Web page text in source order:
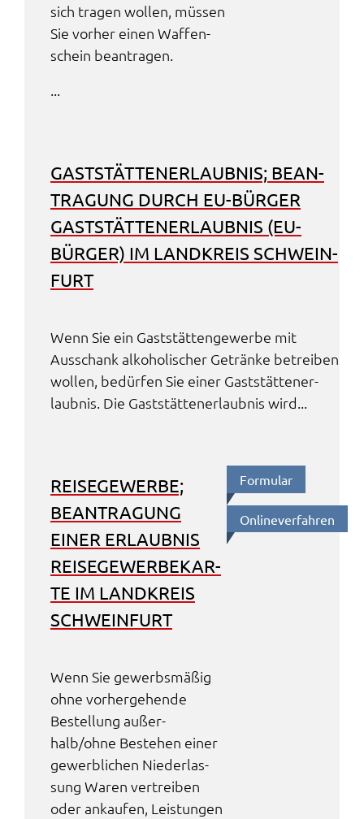
sich tragen wollen, müssen
Sie vorher einen Waffen­
schein bean­tra­gen.
...
GAST­STÄT­TEN­ER­LAUB­NIS; BEAN­
TRA­GUNG DURCH EU-BÜRGER
GAST­STÄT­TEN­ER­LAUB­NIS (EU-
BÜRGER) IM LAND­KREIS SCHWEIN­
FURT
Wenn Sie ein Gast­stät­ten­ge­wer­be mit
Ausschank alko­ho­li­scher Geträn­ke betrei­ben
wollen, bedür­fen Sie einer Gast­stät­ten­er­
laub­nis. Die Gast­stät­ten­er­laub­nis wird...
REISE­GE­WER­BE;
BEAN­TRA­GUNG
EINER ERLAUB­NIS
REISE­GE­WER­BE­KAR­
TE IM LAND­KREIS
SCHWEIN­FURT
Wenn Sie gewerbs­mä­ßig
ohne vorher­ge­hen­de
Bestel­lung außer­
halb/ohne Bestehen einer
gewerb­li­chen Nieder­las­
sung Waren vertrei­ben
oder ankau­fen, Leis­tun­gen
Formu­lar
Online­ver­fah­ren